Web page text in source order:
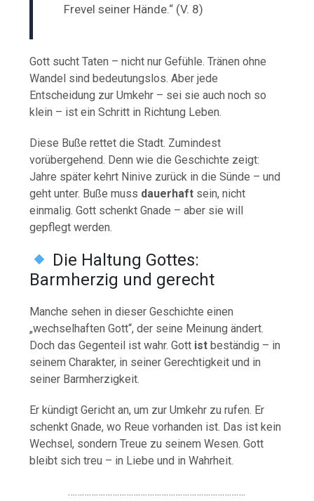
Frevel seiner Hände.“ (V. 8)
Gott sucht Taten – nicht nur Gefühle. Tränen ohne
Wandel sind bedeutungslos. Aber jede
Entscheidung zur Umkehr – sei sie auch noch so
klein – ist ein Schritt in Richtung Leben.
Diese Buße rettet die Stadt. Zumindest
vorübergehend. Denn wie die Geschichte zeigt:
Jahre später kehrt Ninive zurück in die Sünde – und
geht unter. Buße muss dauerhaft sein, nicht
einmalig. Gott schenkt Gnade – aber sie will
gepflegt werden.
Die Haltung Gottes:
Barmherzig und gerecht
Manche sehen in dieser Geschichte einen
„wechselhaften Gott“, der seine Meinung ändert.
Doch das Gegenteil ist wahr. Gott ist beständig – in
seinem Charakter, in seiner Gerechtigkeit und in
seiner Barmherzigkeit.
Er kündigt Gericht an, um zur Umkehr zu rufen. Er
schenkt Gnade, wo Reue vorhanden ist. Das ist kein
Wechsel, sondern Treue zu seinem Wesen. Gott
bleibt sich treu – in Liebe und in Wahrheit.
………………………………………………………………….